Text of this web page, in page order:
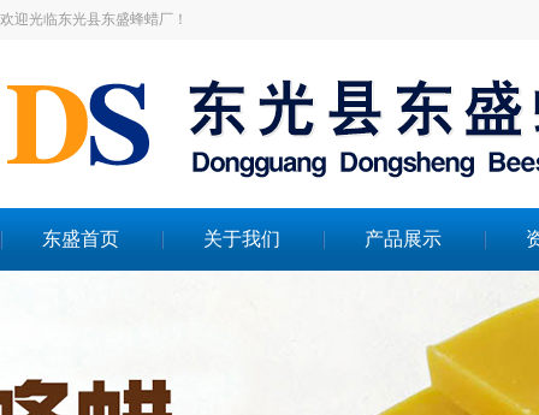
欢迎光临东光县东盛蜂蜡厂！
东盛首页 关于我们 产品展示